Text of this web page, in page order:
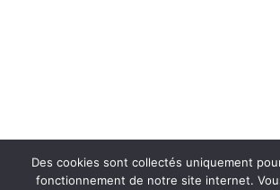
Des cookies sont collectés uniquement
fonctionnement de notre site internet.